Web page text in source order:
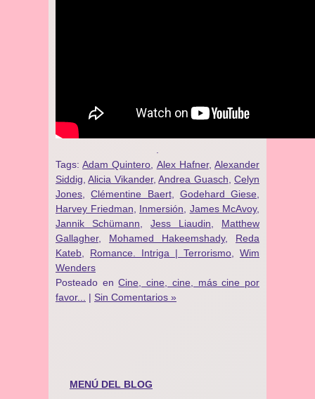
Tags:Adam Quintero Alex Hafner,Alexander
Siddig ,Alicia Vikander,Andrea Guasch ,Celyn
Jones ,Clémentine Baert, Godehard Giese
Harvey Friedman
Inmersión James McAvoy,
Jannik Schümann
Jess Liaudin
Matthew
Gallagher, Mohamed Hakeemshady, Reda
Kateb
Romance. Intriga | Terrorismo
Wim
Wenders
Posteado enCine, cine, cine, más cine por
favor...
| Sin Comentarios »
MENÚ DEL BLOG